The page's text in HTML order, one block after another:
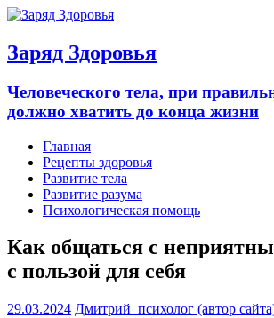
Заряд Здоровья
Человеческого тела, при
должно хватить до конца жизни
Главная
Рецепты здоровья
Развитие тела
Развитие разума
Психологическая помощь
Как общаться с
с пользой для себя
29.03.2024 Дмитрий_психолог (автор